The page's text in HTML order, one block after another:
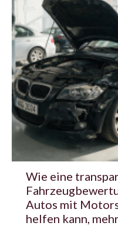
Wie eine
Autos mit
helfen kann,